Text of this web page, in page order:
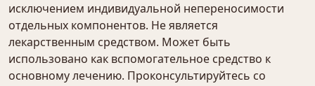
исключением индивидуальной непереносимости
отдельных компонентов. Не является
лекарственным средством. Может быть
использовано как вспомогательное средство к
основному лечению. Проконсультируйтесь со